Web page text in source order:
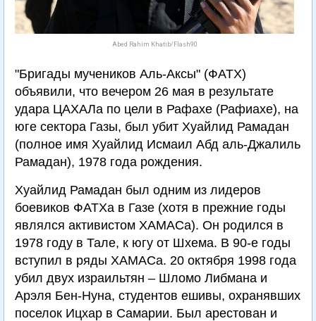
Abed Rahim Khatib/Flash90
"Бригады мучеников Аль-Аксы" (ФАТХ)
объявили, что вечером 26 мая в результате
удара ЦАХАЛа по цели в Рафахе (Рафиахе), на
юге сектора Газы, был убит Хуайлид Рамадан
(полное имя Хуайлид Исмаил Абд аль-Джалиль
Рамадан), 1978 года рождения.
Хуайлид Рамадан был одним из лидеров
боевиков ФАТХа в Газе (хотя в прежние годы
являлся активистом ХАМАСа). Он родился в
1978 году в Тале, к югу от Шхема. В 90-е годы
вступил в ряды ХАМАСа. 20 октября 1998 года
убил двух израильтян – Шломо Либмана и
Арэля Бен-Нуна, студентов ешивы, охранявших
поселок Ицхар в Самарии. Был арестован и